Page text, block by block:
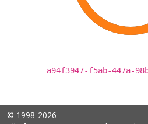
a94f3947-f5ab-447a-
© 1998-2026